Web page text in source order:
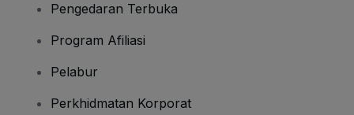
Pengedaran Terbuka
Program Afiliasi
Pelabur
Perkhidmatan Korporat